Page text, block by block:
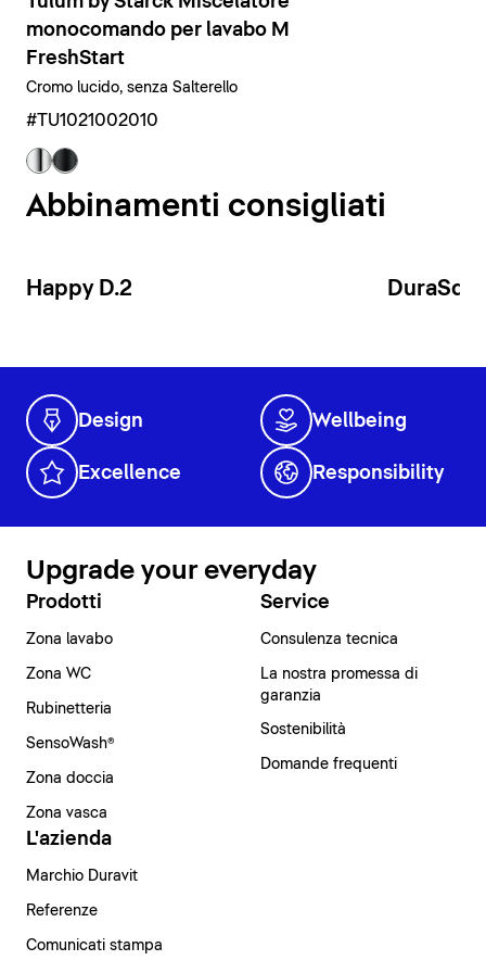
monocomando per lavabo M
FreshStart
Cromo lucido, senza Salterello
#TU1021002010
Abbinamenti consigliati
Happy D.2
Design Wellbeing
Excellence Responsibility
Upgrade your everyday
Prodotti
Zona lavabo
Zona WC
Rubinetteria
SensoWash®
Zona doccia
Zona vasca
Service
Consulenza tecnica
La nostra promessa di
garanzia
Sostenibilità
Domande frequenti
L'azienda
Marchio Duravit
Referenze
Comunicati stampa